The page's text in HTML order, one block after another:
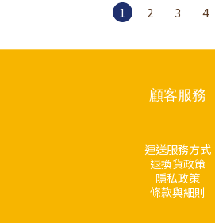
1 2 3 4
顧客服務
運送服務方式
退換貨政策
隱私政策
條款與細則